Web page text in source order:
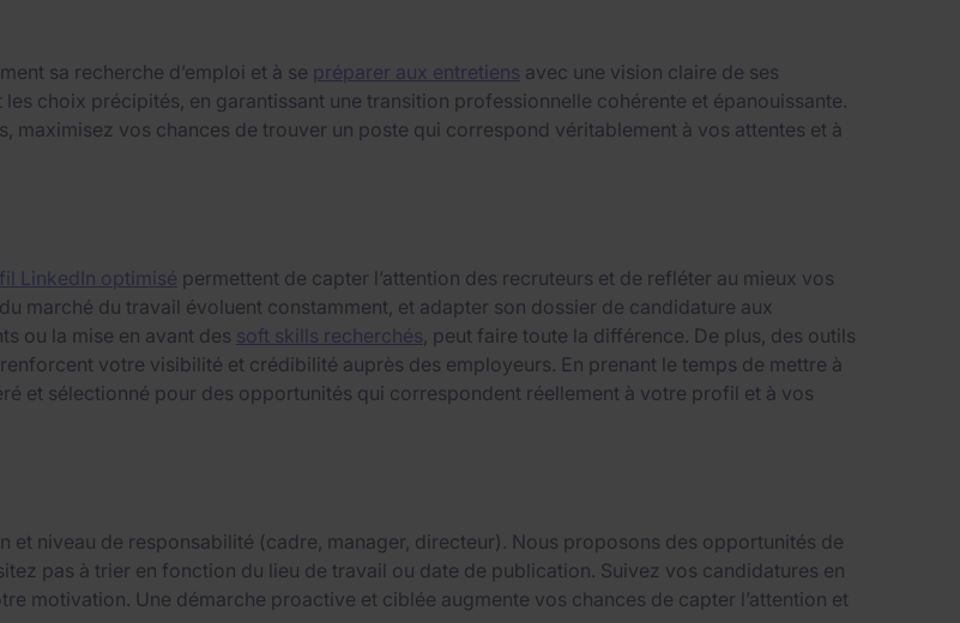
sa recherche d’emploi et à se préparer aux entretiens avec une vision claire de ses
choix précipités, en garantissant une transition professionnelle cohérente et épanouissante.
maximisez vos chances de trouver un poste qui correspond véritablement à vos attentes et à
LinkedIn optimisé permettent de capter l’attention des recruteurs et de refléter au mieux vos
marché du travail évoluent constamment, et adapter son dossier de candidature aux
ou la mise en avant des soft skills recherchés, peut faire toute la différence. De plus, des outils
votre visibilité et crédibilité auprès des employeurs. En prenant le temps de mettre à
et sélectionné pour des opportunités qui correspondent réellement à votre profil et à vos
et niveau de responsabilité (cadre, manager, directeur). Nous proposons des opportunités de
pas à trier en fonction du lieu de travail ou date de publication. Suivez vos candidatures en
motivation. Une démarche proactive et ciblée augmente vos chances de capter l’attention et